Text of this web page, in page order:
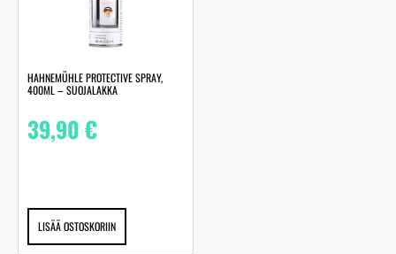
HAHNEMÜHLE PROTECTIVE SPRAY,
400ML – SUOJALAKKA
39,90€
LISÄÄ OSTOSKORIIN